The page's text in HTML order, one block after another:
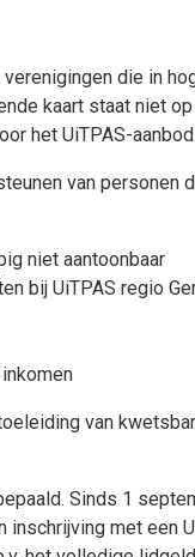
die in
kaart staat niet
het UiTPAS-
van personen
niet aantoonbaar
bij UiTPAS regio
van
Sinds 1
met een